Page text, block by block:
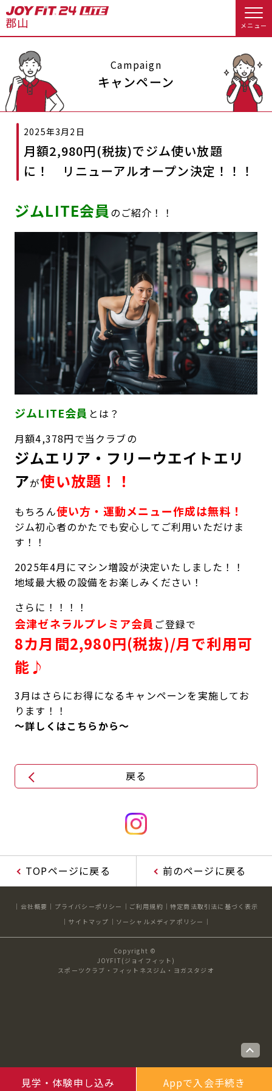
メニュー
店舗トップ
会員様向けのご案内
会員の方へトップ
スタジオプログラム情報
よくあるご質問 店舗へのお問い合わせ
入会のお手続きをする
料金・サービス等詳しく見る
入会を悩まれている方へトップ
キャンペーン 料金のご案内
アクセス 店舗情報・サービス
見学・体験 スタジオプログラム情報
入会方法 よくあるご質問
店舗へのお問い合わせ
JOYFIT総合トップ JOYFIT
JOYFIT24 JOYFIT YOGA
JOYFIT+ 店舗を探す
Campaign
キャンペーン
2025年3月2日
月額2,980円(税抜)でジム使い放題
に！ リニューアルオープン決定！！！
ジムLITE会員のご紹介！！
ジムLITE会員 とは？
月額4,378円で当クラブの
ジムエリア・フリーウエイトエリ
アが使い放題！！
もちろん使い方・運動メニュー作成は無料！
ジム初心者のかたでも安心してご利用いただけま
す！！
2025年4月にマシン増設が決定いたしました！！
地域最大級の設備をお楽しみください！
さらに！！！！
会津ゼネラルプレミア会員 ご登録で
8カ月間2,980円(税抜)/月で利用可
能♪
3月はさらにお得になるキャンペーンを実施してお
ります！！
～詳しくはこちらから～
戻る
見学・体験申し込み Appで入会手続き
TOPページに戻る 前のページに戻る
会社概要 プライバシーポリシー ご利用規約
特定商法取引法に基づく表示
サイトマップ
ソーシャルメディアポリシー
Copyright ©
JOYFIT(ジョイフィット)
スポーツクラブ・フィットネスジム・ヨガスタジオ